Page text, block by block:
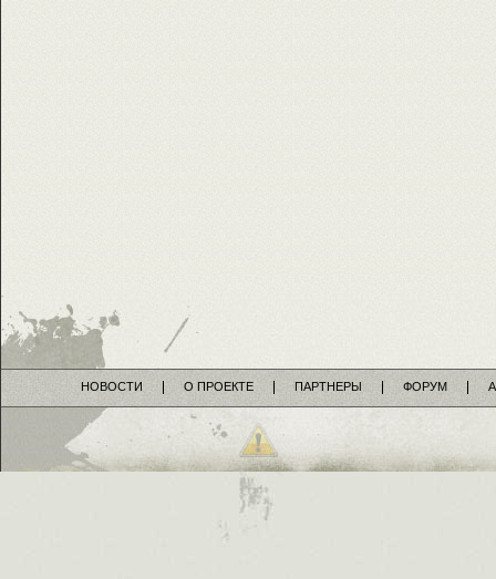
НОВОСТИ О ПРОЕКТЕ ПАРТНЕРЫ ФОРУМ